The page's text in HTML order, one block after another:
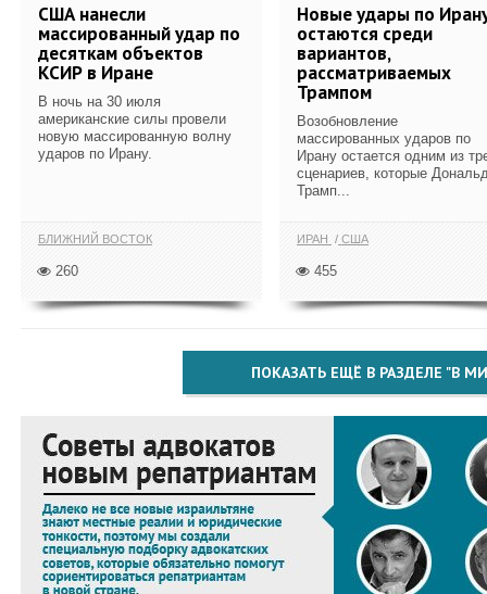
США нанесли
массированный удар по
десяткам объектов
КСИР в Иране
В ночь на 30 июля
американские силы провели
новую массированную волну
ударов по Ирану.
БЛИЖНИЙ ВОСТОК
260
Новые удары по
остаются среди
вариантов,
рассматриваемых
Трампом
Возобновление
массированных ударов по
Ирану остается одним из
сценариев, которые
Трамп...
ИРАН США
455
ПОКАЗАТЬ ЕЩЁ В РАЗДЕЛЕ "В